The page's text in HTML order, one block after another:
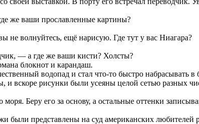
же ваши прославленные картины?
не волнуйтесь, ещё нарисую. Где тут у вас Ниагара?
— а где же ваши кисти? Холсты?
блокнот и карандаш.
водопад и стал что-то быстро набрасывать в
вскоре рисунки были усеяны целой сетью разных
Беру его за основу, а остальные оттенки
были представлены на суд американских любителей